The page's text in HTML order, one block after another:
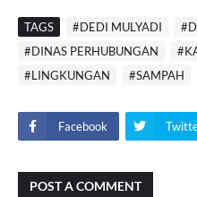
TAGS #DEDI MULYADI
#DINAS PERHUBUNGAN
#LINGKUNGAN
#SAMPAH
Facebook
POST A COMMENT